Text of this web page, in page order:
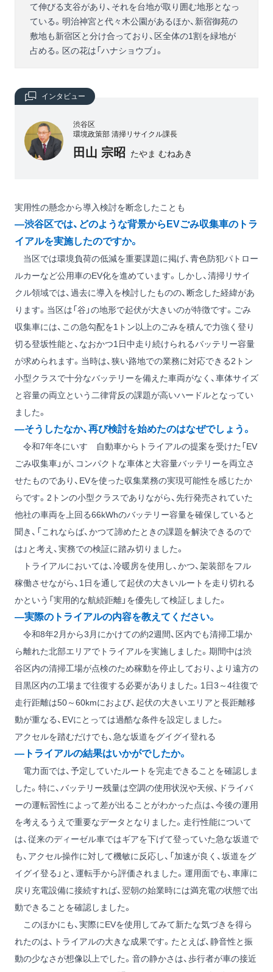
て伸びる支谷があり、それを台地が取り囲む地形となっ
ている。明治神宮と代々木公園があるほか、新宿御苑の
敷地も新宿区と分け合っており、区全体の1割を緑地が
占める。区の花は「ハナショウブ」。
インタビュー
渋谷区
環境政策部 清掃リサイクル課長
田山 宗昭 たやま むねあき
実用性の懸念から導入検討を断念したことも
―渋谷区では、どのような背景からEVごみ収集車のトラ
イアルを実施したのですか。
当区では環境負荷の低減を重要課題に掲げ、青色防犯パトロー
ルカーなど公用車のEV化を進めています。しかし、清掃リサイ
クル領域では、過去に導入を検討したものの、断念した経緯があ
ります。当区は「谷」の地形で起伏が大きいのが特徴です。ごみ
収集車には、この急勾配を1トン以上のごみを積んで力強く登り
切る登坂性能と、なおかつ1日中走り続けられるバッテリー容量
が求められます。当時は、狭い路地での業務に対応できる2トン
小型クラスで十分なバッテリーを備えた車両がなく、車体サイズ
と容量の両立という二律背反の課題が高いハードルとなってい
ました。
―そうしたなか、再び検討を始めたのはなぜでしょう。
令和7年冬にいすゞ自動車からトライアルの提案を受けた「EV
ごみ収集車」が、コンパクトな車体と大容量バッテリーを両立さ
せたものであり、EVを使った収集業務の実現可能性を感じたか
らです。2トンの小型クラスでありながら、先行発売されていた
他社の車両を上回る66kWhのバッテリー容量を確保していると
聞き、「これならば、かつて諦めたときの課題を解決できるので
は」と考え、実務での検証に踏み切りました。
トライアルにおいては、冷暖房を使用し、かつ、架装部をフル
稼働させながら、1日を通して起伏の大きいルートを走り切れる
かという「実用的な航続距離」を優先して検証しました。
―実際のトライアルの内容を教えてください。
令和8年2月から3月にかけての約2週間、区内でも清掃工場か
ら離れた北部エリアでトライアルを実施しました。期間中は渋
谷区内の清掃工場が点検のため稼動を停止しており、より遠方の
目黒区内の工場まで往復する必要がありました。1日3～4往復で
走行距離は50～60kmにおよび、起伏の大きいエリアと長距離移
動が重なる、EVにとっては過酷な条件を設定しました。
アクセルを踏むだけでも、急な坂道をグイグイ登れる
―トライアルの結果はいかがでしたか。
電力面では、予定していたルートを完走できることを確認しま
した。特に、バッテリー残量は空調の使用状況や天候、ドライバ
ーの運転習性によって差が出ることがわかった点は、今後の運用
を考えるうえで重要なデータとなりました。走行性能について
は、従来のディーゼル車ではギアを下げて登っていた急な坂道で
も、アクセル操作に対して機敏に反応し、「加速が良く、坂道をグ
イグイ登る」と、運転手から評価されました。運用面でも、車庫に
戻り充電設備に接続すれば、翌朝の始業時には満充電の状態で出
動できることを確認しました。
このほかにも、実際にEVを使用してみて新たな気づきを得ら
れたのは、トライアルの大きな成果です。たとえば、静音性と振
動の少なさが想像以上でした。音の静かさは、歩行者が車の接近